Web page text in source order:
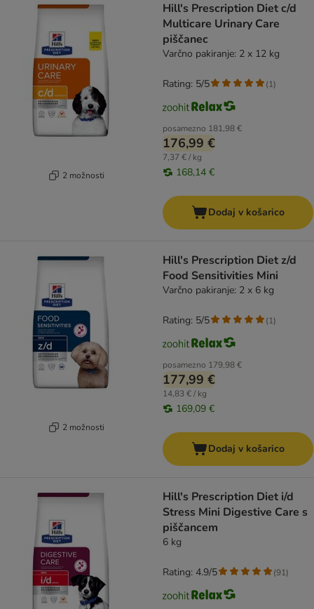
2 možnosti
Hill's Prescription Diet c/d
Multicare Urinary Care
piščanec
Varčno pakiranje: 2 x 12 kg
posamezno 181,98 €
176,99 €
7,37 € / kg
168,14 €
Rating: 5/5 (1)
Dodaj v košarico
2 možnosti
Hill's Prescription Diet z/d
Food Sensitivities Mini
Varčno pakiranje: 2 x 6 kg
posamezno 179,98 €
177,99 €
14,83 € / kg
169,09 €
Rating: 5/5 (1)
Dodaj v košarico
Hill's Prescription Diet i/d
Stress Mini Digestive Care s
piščancem
6 kg
Rating: 4.9/5 (91)